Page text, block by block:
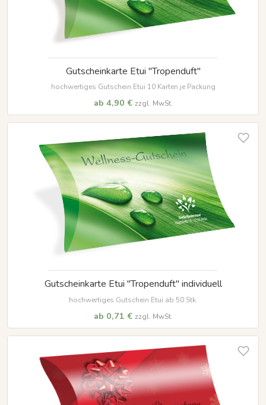
Gutscheinkarte Etui "Tropenduft"
hochwertiges Gutschein Etui 10 Karten je Packung
ab 4,90 € zzgl. MwSt.
Gutscheinkarte Etui "Tropenduft" individuell
hochwertiges Gutschein Etui ab 50 Stk.
ab 0,71 € zzgl. MwSt.